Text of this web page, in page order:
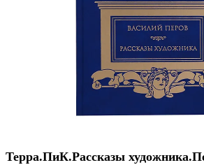
Терра.ПиК.Рассказы